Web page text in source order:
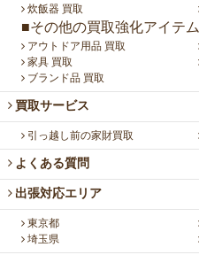
炊飯器 買取
■その他の買取強化アイテム
アウトドア用品 買取
家具 買取
ブランド品 買取
買取サービス
引っ越し前の家財買取
よくある質問
出張対応エリア
東京都
埼玉県